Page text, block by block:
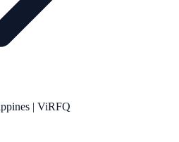
| ViRFQ